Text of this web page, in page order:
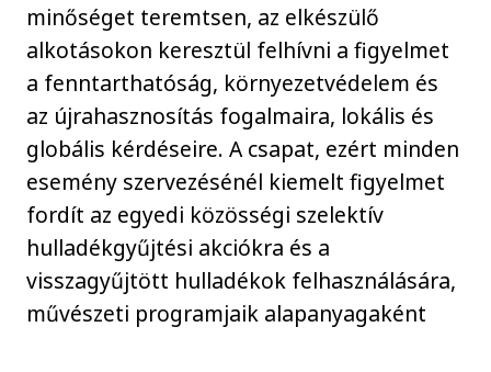
minőséget teremtsen, az elkészülő
alkotásokon keresztül felhívni a figyelmet
a fenntarthatóság, környezetvédelem és
az újrahasznosítás fogalmaira, lokális és
globális kérdéseire. A csapat, ezért minden
esemény szervezésénél kiemelt figyelmet
fordít az egyedi közösségi szelektív
hulladékgyűjtési akciókra és a
visszagyűjtött hulladékok felhasználására,
művészeti programjaik alapanyagaként